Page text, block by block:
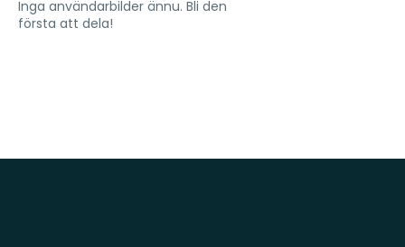
Inga användarbilder ännu. Bli den
första att dela!